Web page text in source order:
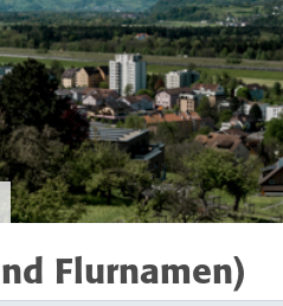
Flurnamen)